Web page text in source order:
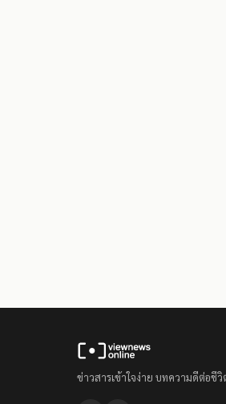
ข่าวสารเข้าใจง่าย บทความดีต่อชีวิ